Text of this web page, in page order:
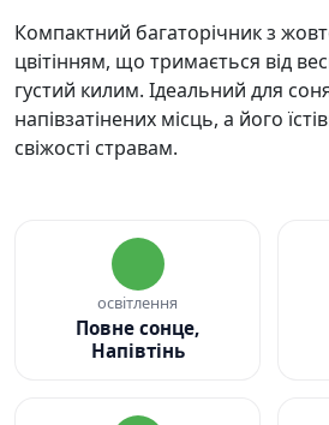
Компактний багаторічник з
цвітінням, що тримається від
густий килим. Ідеальний для
напівзатінених місць, а його
свіжості стравам.
освітлення
Повне сонце,
Напівтінь